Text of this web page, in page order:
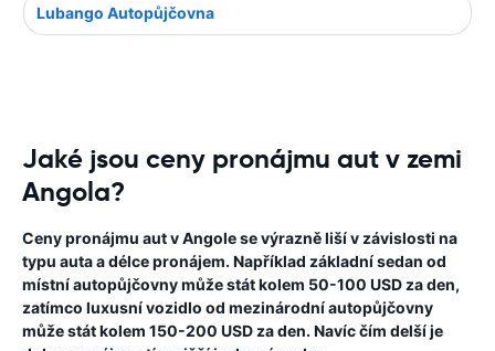
Lubango Autopůjčovna
Jaké jsou ceny pronájmu aut v zemi
Angola?
Ceny pronájmu aut v Angole se výrazně liší v závislosti na
typu auta a délce pronájem. Například základní sedan od
místní autopůjčovny může stát kolem 50-100 USD za den,
zatímco luxusní vozidlo od mezinárodní autopůjčovny
může stát kolem 150-200 USD za den. Navíc čím delší je